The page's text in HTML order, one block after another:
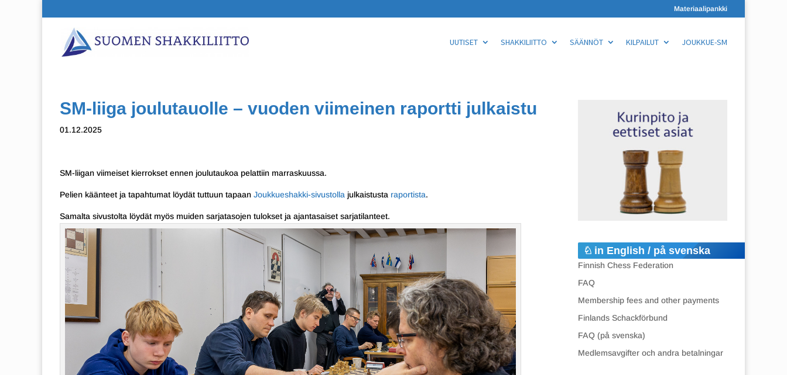
Materiaalipankki
UUTISET SHAKKILIITTO SÄÄNNÖT KILPAILUT JOUKKUE-SM
SM-liiga joulutauolle – vuoden viimeinen raportti julkaistu
01.12.2025
SM-liigan viimeiset kierrokset ennen joulutaukoa pelattiin marraskuussa.
Pelien käänteet ja tapahtumat löydät tuttuun tapaan Joukkueshakki-sivustolla julkaistusta raportista.
Samalta sivustolta löydät myös muiden sarjatasojen tulokset ja ajantasaiset sarjatilanteet.
in English / på svenska
Finnish Chess Federation
FAQ
Membership fees and other payments
Finlands Schackförbund
FAQ (på svenska)
Medlemsavgifter och andra betalningar